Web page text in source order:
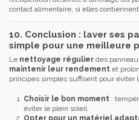
contact alimentaire, si elles
10. Conclusion : laver ses
simple pour une meilleure
Le nettoyage régulier des
maintenir leur rendement et
principes simples suffisent pour éviter
Choisir le bon moment :
éviter le plein soleil.
Opter pour un matériel